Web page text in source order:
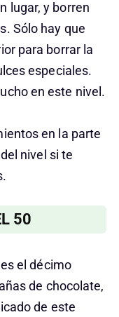
lugar, y borren
Sólo hay que
para borrar la
especiales.
en este nivel.
en la parte
nivel si te
50
el décimo
de chocolate,
de este